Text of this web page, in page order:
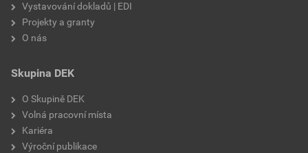
Vystavování dokladů | EDI
Projekty a granty
O nás
Skupina DEK
O Skupině DEK
Volná pracovní místa
Kariéra
Výroční publikace